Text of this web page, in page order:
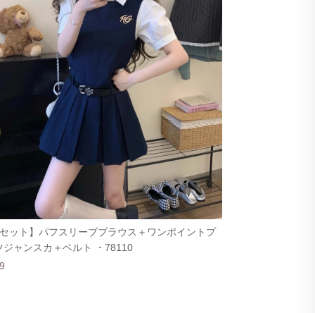
ット】パフスリーブブラウス＋ワンポイントプ
ジャンスカ＋ベルト ・78110